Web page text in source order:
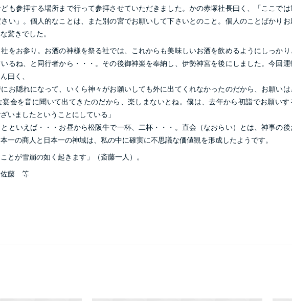
も参拝する場所まで行って参拝させていただきました。かの赤塚社長曰く、「ここで
い」。個人的なことは、また別の宮でお願いして下さいとのこと。個人のことばかり
驚きでした。
をお参り。お酒の神様を祭る社では、これからも美味しいお酒を飲めるようにしっか
るね、と同行者から・・・。その後御神楽を奉納し、伊勢神宮を後にしました。今回
曰く、
にお隠れになって、いくら神々がお願いしても外に出てくれなかったのだから、お願い
会を音に聞いて出てきたのだから、楽しまないとね。僕は、去年から初詣でお願いす
いましたということにしている」
といえば・・・お昼から松阪牛で一杯、二杯・・・。直会（なおらい）とは、神事の
一の商人と日本一の神域は、私の中に確実に不思議な価値観を形成したようです。
とが雪崩の如く起きます」（斎藤一人）。
佐藤 等